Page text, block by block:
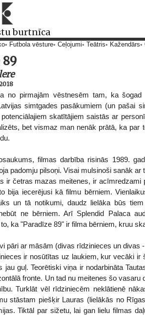
burtnīca
Futbola vēsture Ceļojumi Teātris Kažendārs
no pirmajām vēstnesēm tam, ka
simtgades pasākumiem (un pašai
skatītājiem saistās ar
bet vismaz man nenāk prātā, ka
filmas darbība risinās 1989.
padomju pilsoņi. Visai mulsinoši sanāk
ir četras mazas meitenes, ir
bija iecerējusi kā filmu bērniem.
un tā notikumi, daudz lielāka būs
ne bērniem. Arī Splendid Palaca
ka "Paradīze 89" ir filma bērniem, kruu
pāri ar māsām (divas rīdzinieces un
ir nosūtītas uz laukiem, kur vecāki
jau guļ. Teorētiski viņa ir nodarbināta
fronte. Un tad nu meitenes šo
Turklāt vēl rīdziniecēm neklātienē
stāstam piešķir Lauras (lielākās no
Tiktāl par sižetu, lai gan lielu filmas